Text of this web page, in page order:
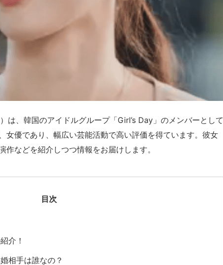
は、韓国のアイドルグループ「Girl’s Day」のメンバーとして
女優であり、幅広い芸能活動で高い評価を得ています。彼女
などを紹介しつつ情報をお届けします。
目次
介！
相手は誰なの？